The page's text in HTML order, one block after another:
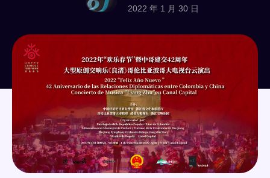
2022 年 1 月 30 日